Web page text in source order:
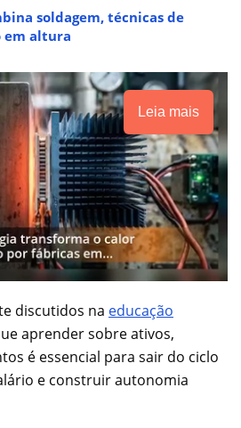
soldagem, técnicas de
em altura
Leia mais
discutidos na educação
aprender sobre ativos,
é essencial para sair do ciclo
e construir autonomia